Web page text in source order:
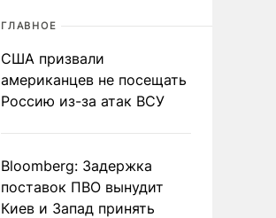
ГЛАВНОЕ
США призвали
американцев не посещать
Россию из-за атак ВСУ
Bloomberg: Задержка
поставок ПВО вынудит
Киев и Запад принять